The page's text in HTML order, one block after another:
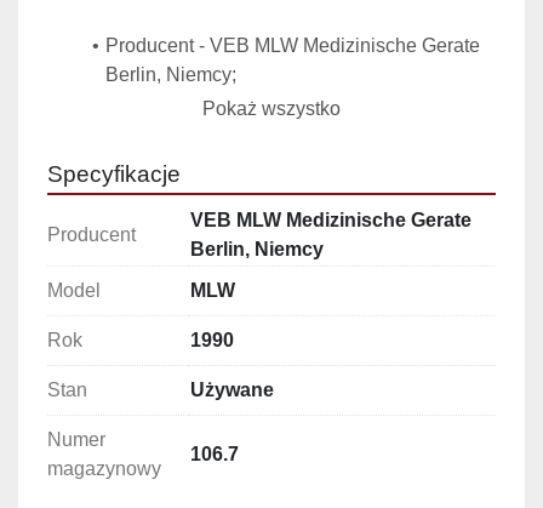
Producent - VEB MLW Medizinische Gerate
Berlin, Niemcy;
Nr urządzenia - 25590;
Maksymalne ciśnienie - 2,45 bar (25 kp/cm²);
Maksymalna temperatura - 138°C;
Moc - 7,5 kW;
Zasilanie - elektryczne 3x380V;
Pojemność - 110 l.
Pokaż wszystko
Specyfikacje
Producent
VEB MLW Medizinische Gerate
Berlin, Niemcy
Model
MLW
Rok 1990
Stan Używane
Numer
magazynowy
106.7